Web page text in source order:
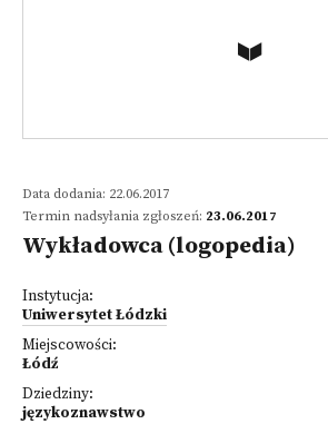
Data dodania: 22.06.2017
Termin nadsyłania zgłoszeń: 23.06.2017
Wykładowca (logopedia)
Instytucja:
Uniwersytet Łódzki
Miejscowości:
Łódź
Dziedziny:
językoznawstwo